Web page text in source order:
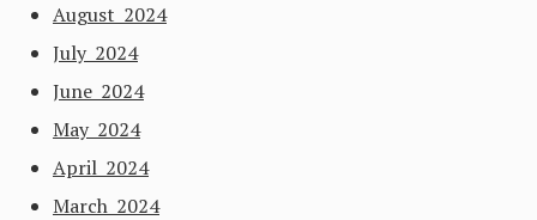
August 2024
July 2024
June 2024
May 2024
April 2024
March 2024